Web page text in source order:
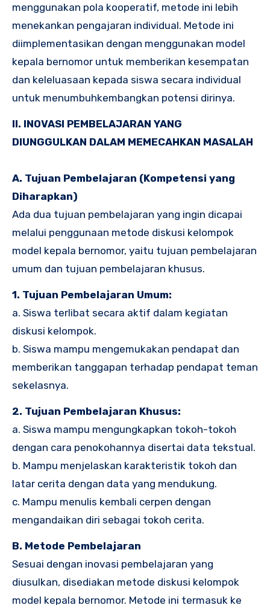
menggunakan pola kooperatif, metode ini lebih
menekankan pengajaran individual. Metode ini
diimplementasikan dengan menggunakan model
kepala bernomor untuk memberikan kesempatan
dan keleluasaan kepada siswa secara individual
untuk menumbuhkembangkan potensi dirinya.
II. INOVASI PEMBELAJARAN YANG
DIUNGGULKAN DALAM MEMECAHKAN MASALAH
A. Tujuan Pembelajaran (Kompetensi yang
Diharapkan)
Ada dua tujuan pembelajaran yang ingin dicapai
melalui penggunaan metode diskusi kelompok
model kepala bernomor, yaitu tujuan pembelajaran
umum dan tujuan pembelajaran khusus.
1. Tujuan Pembelajaran Umum:
a. Siswa terlibat secara aktif dalam kegiatan
diskusi kelompok.
b. Siswa mampu mengemukakan pendapat dan
memberikan tanggapan terhadap pendapat teman
sekelasnya.
2. Tujuan Pembelajaran Khusus:
a. Siswa mampu mengungkapkan tokoh-tokoh
dengan cara penokohannya disertai data tekstual.
b. Mampu menjelaskan karakteristik tokoh dan
latar cerita dengan data yang mendukung.
c. Mampu menulis kembali cerpen dengan
mengandaikan diri sebagai tokoh cerita.
B. Metode Pembelajaran
Sesuai dengan inovasi pembelajaran yang
diusulkan, disediakan metode diskusi kelompok
model kepala bernomor. Metode ini termasuk ke